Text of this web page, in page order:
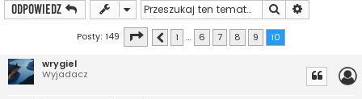
ODPOWIEDZ Szukaj
Posty: 149 Strona 10 10
Poprzednia
1 … 6 7 8 9 10
wrygiel
Wyjadacz